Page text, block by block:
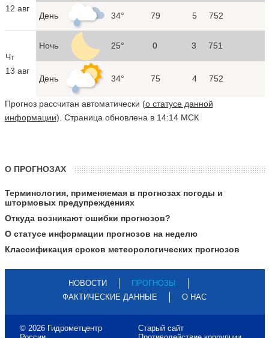
12 авг
День 34° 79 5 752
Чт
13 авг
Ночь 25° 0 3 751
День 34° 75 4 752
Прогноз рассчитан автоматически (о статусе данной
информации). Страница обновлена в 14:14 МСК
О ПРОГНОЗАХ
Терминология, применяемая в прогнозах погоды и
штормовых предупреждениях
Откуда возникают ошибки прогнозов?
О статусе информации прогнозов на неделю
Классификация сроков метеорологических прогнозов
НОВОСТИ
ПРОГНОЗЫ
ФАКТИЧЕСКИЕ ДАННЫЕ
О НАС
© 2026 Гидрометцентр
Старый сайт